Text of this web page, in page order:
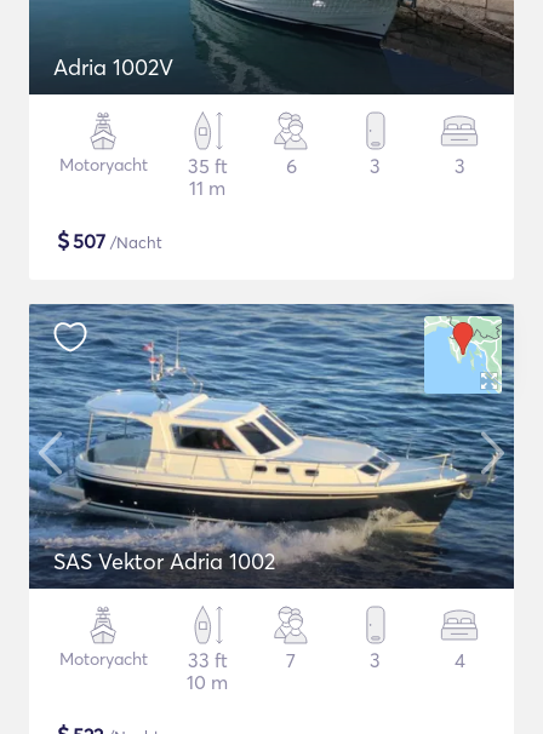
Adria 1002V
Motoryacht
35 ft
11 m
6 3 3
$507 /Nacht
SAS Vektor Adria 1002
Motoryacht
33 ft
10 m
7 3 4